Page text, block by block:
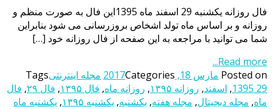
فال روزانه یکشنبه 29 اسفند ماه 1395این فال به صورت منظم و
روزانه و بر اساس ماه تولد اشخاص بروزرسانی می شود بنابراین
شما می توانید با مراجعه به این صفحه از فال روزانه خود […]
Read more...
Posted on مارس 18, 2017 Categories مجله اینترنتیTags
1395 29
, اسفند, روزانه ۱۳۹۵ , روزانه ماه, فال ۱۳۹۵ , فال ۲۹ , فال
ماه, مجله دیجیتال, مجله هفته, یکشنبه, یکشنبه ۱۳۹۵ , یکشنبه ماه